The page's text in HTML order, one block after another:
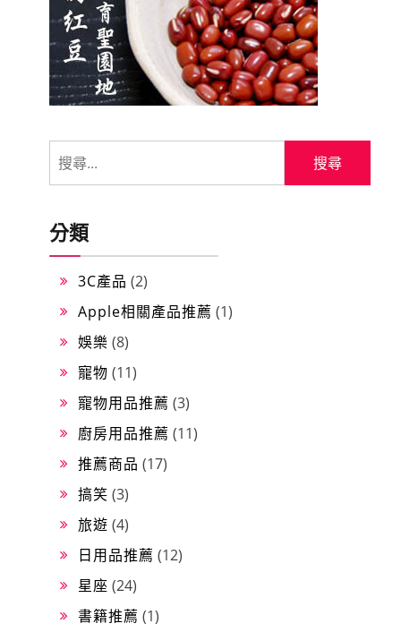
分類
3C產品 (2)
Apple相關產品推薦 (1)
娛樂 (8)
寵物 (11)
寵物用品推薦 (3)
廚房用品推薦 (11)
推薦商品 (17)
搞笑 (3)
旅遊 (4)
日用品推薦 (12)
星座 (24)
書籍推薦 (1)